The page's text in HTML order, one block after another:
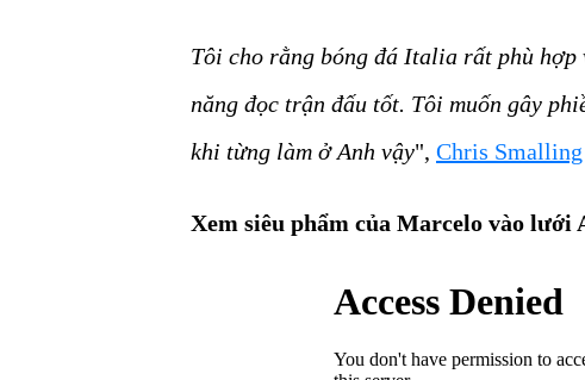
Tôi cho rằng bóng đá Italia rất phù hợp
năng đọc trận đấu tốt. Tôi muốn gây
khi từng làm ở Anh vậy", Chris Smalling
Xem siêu phẩm của Marcelo vào lưới